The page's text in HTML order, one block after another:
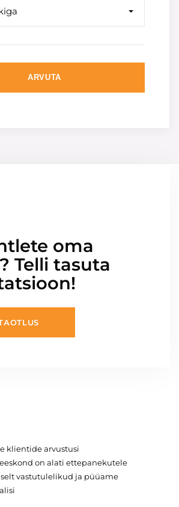
ARVUTA
oma
Telli tasuta
klientide arvustusi
on alati ettepanekutele
vastutulelikud ja püüame